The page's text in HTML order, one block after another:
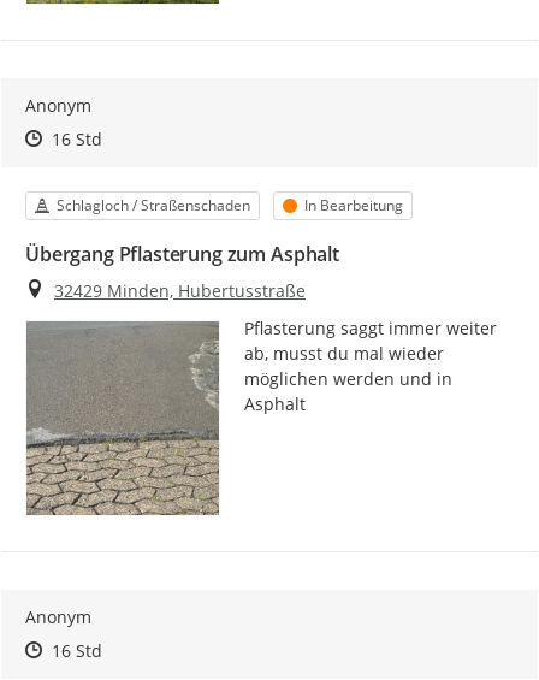
Anonym
Zeitpunkt des Erstellens
Zeitpunkt des Erstellens
16 StdZur Äußerung
Kategorie
Schlagloch / Straßenschaden Status
In Bearbeitung
Übergang Pflasterung zum Asphalt
Ort
32429 Minden, Hubertusstraße
Pflasterung saggt immer weiter
ab, musst du mal wieder
möglichen werden und in
Asphalt
Anonym
Zeitpunkt des Erstellens
Zeitpunkt des Erstellens
16 StdZur Äußerung